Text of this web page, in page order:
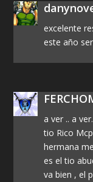
excelente
este año
a ver .. a
tio Rico
hermana
es el tio
va bien , el